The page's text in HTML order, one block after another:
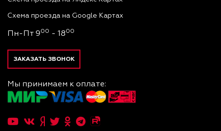
Схема проезда на Google Картах
Пн-Пт 900 - 1800
ЗАКАЗАТЬ ЗВОНОК
Мы принимаем к оплате: